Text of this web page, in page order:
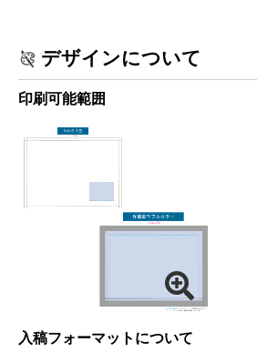
デザインについて
印刷可能範囲
入稿フォーマットについて